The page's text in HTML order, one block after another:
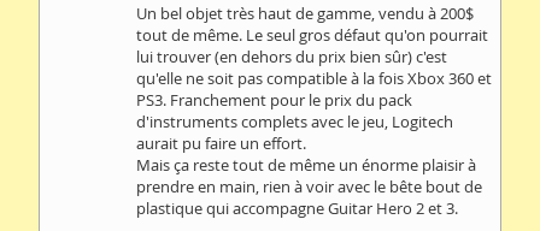
Un bel objet très haut de gamme, vendu à 200$
tout de même. Le seul gros défaut qu'on pourrait
lui trouver (en dehors du prix bien sûr) c'est
qu'elle ne soit pas compatible à la fois Xbox 360 et
PS3. Franchement pour le prix du pack
d'instruments complets avec le jeu, Logitech
aurait pu faire un effort.
Mais ça reste tout de même un énorme plaisir à
prendre en main, rien à voir avec le bête bout de
plastique qui accompagne Guitar Hero 2 et 3.